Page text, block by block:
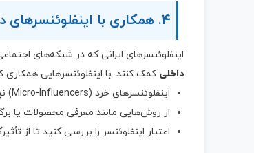
۴. همکاری با اینفلوئنسرهای داخلی
اینفلوئنسرهای ایرانی که در شبکه‌های
داخلی کمک کنند. با اینفلوئنسرهایی
اینفلوئنسرهای خرد (Micro-Influencers) نیز می‌توانند تأثیرگذار باشند.
از روش‌هایی مانند معرفی محصولات یا
اعتبار اینفلوئنسر را بررسی کنید تا از